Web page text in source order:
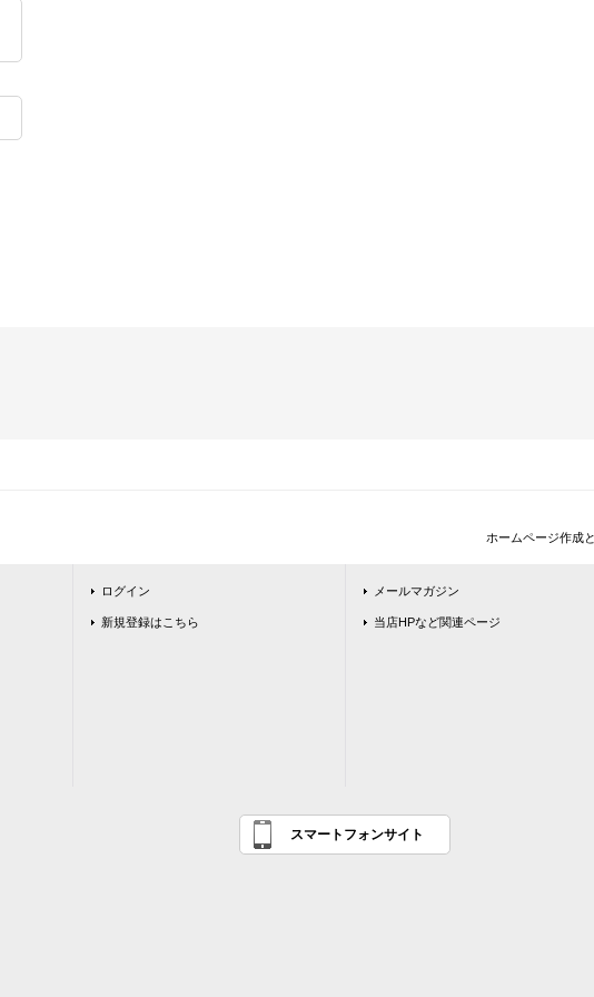
ホームページ作成
ログイン
新規登録はこちら
メールマガジン
当店HPなど関連ページ
スマートフォンサイト